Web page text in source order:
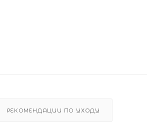
РЕКОМЕНДАЦИИ ПО УХОДУ